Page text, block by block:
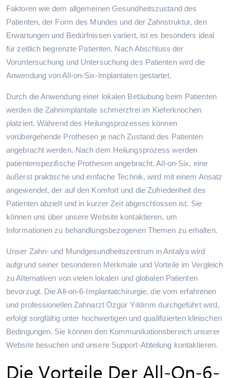
Faktoren wie dem allgemeinen Gesundheitszustand des
Patienten, der Form des Mundes und der Zahnstruktur, den
Erwartungen und Bedürfnissen variiert, ist es besonders ideal
für zeitlich begrenzte Patienten. Nach Abschluss der
Voruntersuchung und Untersuchung des Patienten wird die
Anwendung von All-on-Six-Implantaten gestartet.
Durch die Anwendung einer lokalen Betäubung beim Patienten
werden die Zahnimplantate schmerzfrei im Kieferknochen
platziert. Während des Heilungsprozesses können
vorübergehende Prothesen je nach Zustand des Patienten
angebracht werden. Nach dem Heilungsprozess werden
patientenspezifische Prothesen angebracht. All-on-Six, eine
äußerst praktische und einfache Technik, wird mit einem Ansatz
angewendet, der auf den Komfort und die Zufriedenheit des
Patienten abzielt und in kurzer Zeit abgeschlossen ist. Sie
können uns über unsere Website kontaktieren, um
Informationen zu behandlungsbezogenen Themen zu erhalten.
Unser Zahn- und Mundgesundheitszentrum in Antalya wird
aufgrund seiner besonderen Merkmale und Vorteile im Vergleich
zu Alternativen von vielen lokalen und globalen Patienten
bevorzugt. Die All-on-6-Implantatchirurgie, die vom erfahrenen
und professionellen Zahnarzt Özgür Yıldırım durchgeführt wird,
erfolgt sorgfältig unter hochwertigen und qualifizierten klinischen
Bedingungen. Sie können den Kommunikationsbereich unserer
Website besuchen und unsere Support-Abteilung kontaktieren.
Die Vorteile Der All-On-6-